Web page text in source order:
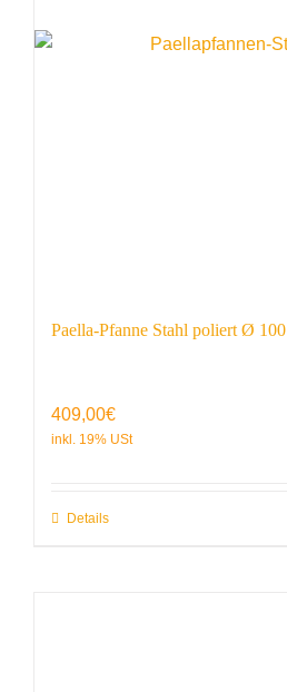
Paella-Pfanne Stahl poliert Ø
409,00€
Details